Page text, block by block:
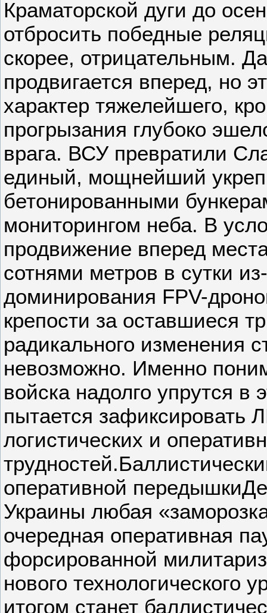
Краматорской дуги до
отбросить победные
скорее, отрицательным.
продвигается вперед, но
характер тяжелейшего,
прогрызания глубоко
врага. ВСУ превратили
единый, мощнейший
бетонированными
мониторингом неба. В
продвижение вперед
сотнями метров в сутки
доминирования FPV-
крепости за оставшиеся
радикального изменения
невозможно. Именно
войска надолго упрутся в
пытается зафиксировать
логистических и
оперативной
Украины любая
очередная оперативная
форсированной
нового технологического
итогом станет